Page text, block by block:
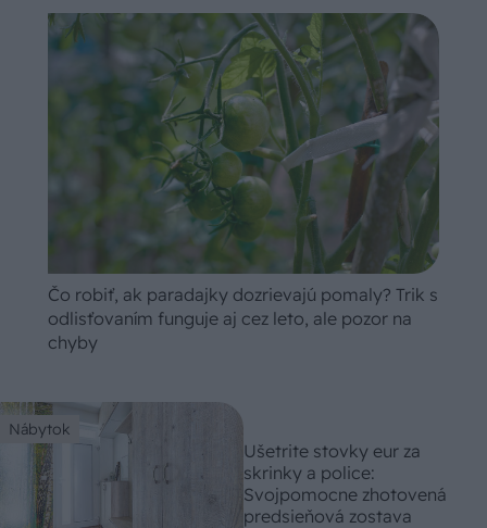
Čo robiť, ak paradajky dozrievajú pomaly? Trik s
odlisťovaním funguje aj cez leto, ale pozor na
chyby
Nábytok
Ušetrite stovky eur za
skrinky a police:
Svojpomocne zhotovená
predsieňová zostava